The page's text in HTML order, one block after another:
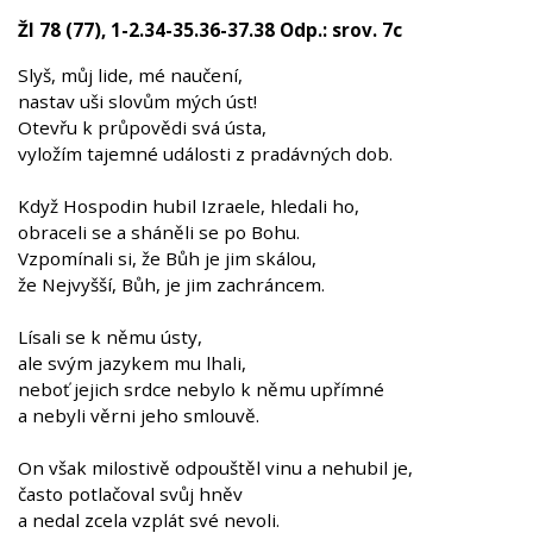
Žl 78 (77), 1-2.34-35.36-37.38 Odp.: srov. 7c
Slyš, můj lide, mé naučení,
nastav uši slovům mých úst!
Otevřu k průpovědi svá ústa,
vyložím tajemné události z pradávných dob.
Když Hospodin hubil Izraele, hledali ho,
obraceli se a sháněli se po Bohu.
Vzpomínali si, že Bůh je jim skálou,
že Nejvyšší, Bůh, je jim zachráncem.
Lísali se k němu ústy,
ale svým jazykem mu lhali,
neboť jejich srdce nebylo k němu upřímné
a nebyli věrni jeho smlouvě.
On však milostivě odpouštěl vinu a nehubil je,
často potlačoval svůj hněv
a nedal zcela vzplát své nevoli.